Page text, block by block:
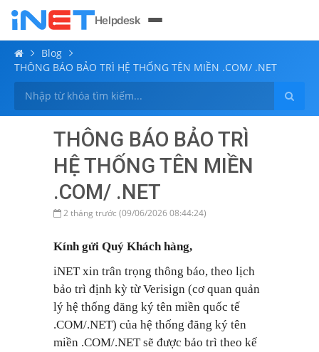
Helpdesk
Blog
THÔNG BÁO BẢO TRÌ HỆ THỐNG TÊN MIỀN .COM/ .NET
THÔNG BÁO BẢO TRÌ
HỆ THỐNG TÊN MIỀN
.COM/ .NET
2 tháng trước (09/06/2026 08:44:24)
Kính gửi Quý Khách hàng,
iNET xin trân trọng thông báo, theo lịch
bảo trì định kỳ từ Verisign (cơ quan quản
lý hệ thống đăng ký tên miền quốc tế
.COM/.NET) của hệ thống đăng ký tên
miền .COM/.NET sẽ được bảo trì theo kế